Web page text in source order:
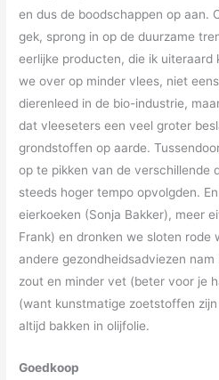
en dus de boodschappen op aan.
gek, sprong in op de duurzame
eerlijke producten, die ik
we over op minder vlees, niet
dierenleed in de bio-industrie,
dat vleeseters een veel groter
grondstoffen op aarde.
op te pikken van de verschillende
steeds hoger tempo opvolgden.
eierkoeken (Sonja Bakker), meer
Frank) en dronken we sloten rode
andere gezondheidsadviezen
zout en minder vet (beter voor je
(want kunstmatige zoetstoffen
altijd bakken in olijfolie.
Goedkoop